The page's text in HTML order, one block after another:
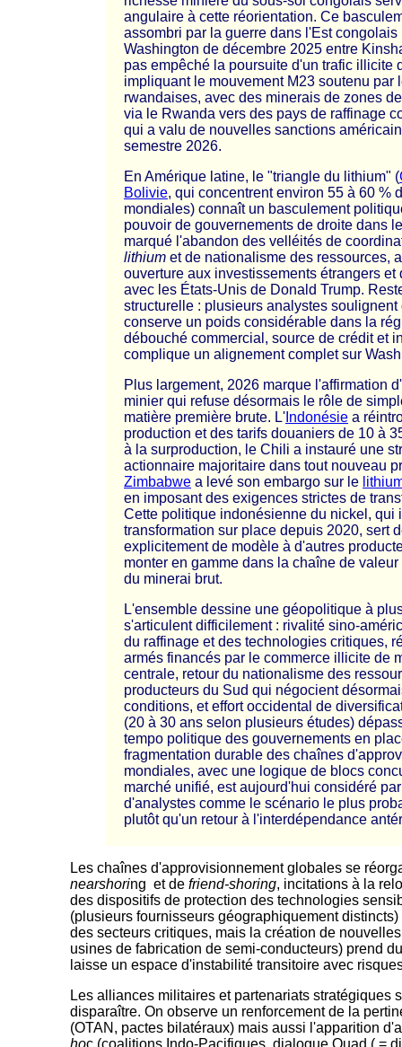
angulaire à cette réorientation. Ce
assombri par la guerre dans l'Est congolais
Washington de décembre 2025 entre
pas empêché la poursuite d'un trafic illicite
impliquant le mouvement M23 soutenu par
rwandaises, avec des minerais de zones
via le Rwanda vers des pays de raffinage
qui a valu de nouvelles sanctions
semestre 2026.
En Amérique latine, le "triangle du lithium" (
Bolivie, qui concentrent environ 55 à 60 %
mondiales) connaît un basculement
pouvoir de gouvernements de droite dans
marqué l'abandon des velléités de
lithium et de nationalisme des ressources,
ouverture aux investissements étrangers et
avec les États-Unis de Donald Trump.
structurelle : plusieurs analystes
conserve un poids considérable dans la
débouché commercial, source de crédit et
complique un alignement complet sur
Plus largement, 2026 marque l'affirmation
minier qui refuse désormais le rôle de
matière première brute. L' Indonésie a
production et des tarifs douaniers de 10 à
à la surproduction, le Chili a instauré une
actionnaire majoritaire dans tout nouveau
Zimbabwe a levé son embargo sur le
en imposant des exigences strictes de
Cette politique indonésienne du nickel, qui
transformation sur place depuis 2020, sert
explicitement de modèle à d'autres
monter en gamme dans la chaîne de
du minerai brut.
L'ensemble dessine une géopolitique à
s'articulent difficilement : rivalité sino-
du raffinage et des technologies critiques,
armés financés par le commerce illicite de
centrale, retour du nationalisme des
producteurs du Sud qui négocient
conditions, et effort occidental de
(20 à 30 ans selon plusieurs études)
tempo politique des gouvernements en
fragmentation durable des chaînes
mondiales, avec une logique de blocs
marché unifié, est aujourd'hui considéré
d'analystes comme le scénario le plus
plutôt qu'un retour à l'interdépendance
Les chaînes d'approvisionnement globales se
nearshoring et de friend-shoring, incitations à la
des dispositifs de protection des technologies
(plusieurs fournisseurs géographiquement
des secteurs critiques, mais la création de
usines de fabrication de semi-conducteurs) prend
laisse un espace d'instabilité transitoire avec
Les alliances militaires et partenariats stratégiques
disparaître. On observe un renforcement de la
(OTAN, pactes bilatéraux) mais aussi l'apparition